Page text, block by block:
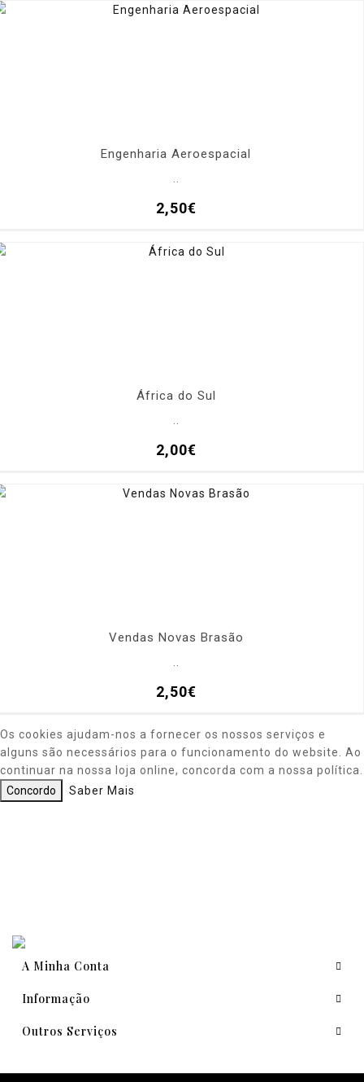
Engenharia Aeroespacial
2,50€
África do Sul
2,00€
Vendas Novas Brasão
2,50€
Os cookies ajudam-nos a fornecer os nossos serviços e
alguns são necessários para o funcionamento do website. Ao
continuar na nossa loja online, concorda com a nossa política.
Concordo
Saber Mais
A Minha Conta
Informação
Outros Serviços